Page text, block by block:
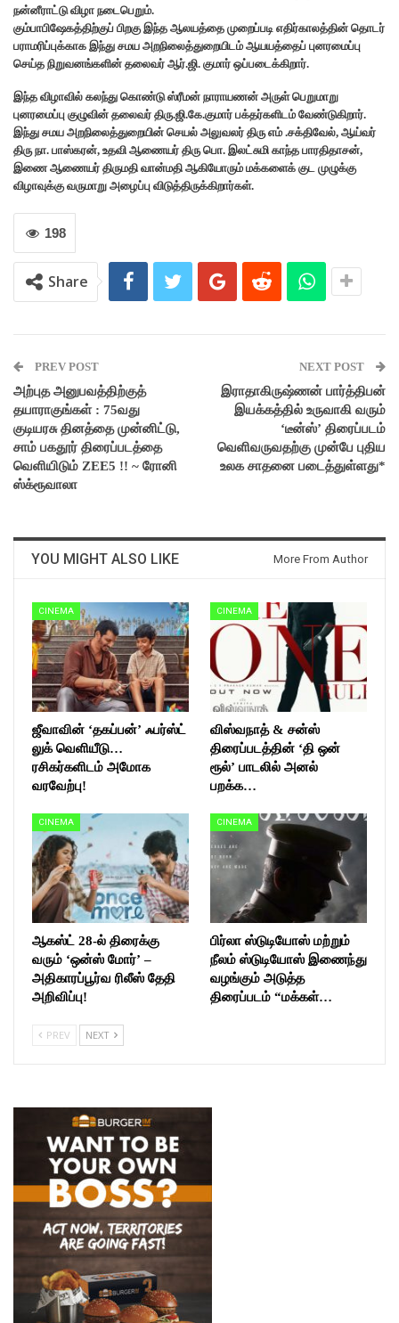
நன்னீராட்டு விழா நடைபெறும்.
கும்பாபிஷேகத்திற்குப் பிறகு இந்த ஆலயத்தை முறைப்படி எதிர்காலத்தின் தொடர்
பராமரிப்புக்காக இந்து சமய அறநிலைத்துறையிடம் ஆயயத்தைப் புனரமைப்பு
செய்த நிறுவனங்களின் தலைவர் ஆர்.ஜி. குமார் ஒப்படைக்கிறார்.
இந்த விழாவில் கலந்து கொண்டு ஸ்ரீமன் நாராயணன் அருள் பெறுமாறு
புனரமைப்பு குழுவின் தலைவர் திரு.ஜி.கே.குமார் பக்தர்களிடம் வேண்டுகிறார்.
இந்து சமய அறநிலைத்துறையின் செயல் அலுவலர் திரு எம் .சக்திவேல், ஆய்வர்
திரு நா. பாஸ்கரன், உதவி ஆணையர் திரு பொ. இலட்சுமி காந்த பாரதிதாசன்,
இணை ஆணையர் திருமதி வான்மதி ஆகியோரும் மக்களைக் குட முழுக்கு
விழாவுக்கு வருமாறு அழைப்பு விடுத்திருக்கிறார்கள்.
198
Share
PREV POST
அற்புத அனுபவத்திற்குத்
தயாராகுங்கள் : 75வது
குடியரசு தினத்தை முன்னிட்டு,
சாம் பகதூர் திரைப்படத்தை
வெளியிடும் ZEE5 !! ~ ரோனி
ஸ்க்ரூவாலா
NEXT POST
இராதாகிருஷ்ணன் பார்த்திபன்
இயக்கத்தில் உருவாகி வரும்
‘டீன்ஸ்’ திரைப்படம்
வெளிவருவதற்கு முன்பே புதிய
உலக சாதனை படைத்துள்ளது*
YOU MIGHT ALSO LIKE More From Author
CINEMA
ஜீவாவின் ‘தகப்பன்’ ஃபர்ஸ்ட்
லுக் வெளியீடு…
ரசிகர்களிடம் அமோக
வரவேற்பு!
CINEMA
விஸ்வநாத் & சன்ஸ்
திரைப்படத்தின் ‘தி ஒன்
ரூல்’ பாடலில் அனல்
பறக்க…
CINEMA
ஆகஸ்ட் 28-ல் திரைக்கு
வரும் ‘ஒன்ஸ் மோர்’ –
அதிகாரப்பூர்வ ரிலீஸ் தேதி
அறிவிப்பு!
CINEMA
பிர்லா ஸ்டுடியோஸ் மற்றும்
நீலம் ஸ்டுடியோஸ் இணைந்து
வழங்கும் அடுத்த
திரைப்படம் “மக்கள்…
PREV NEXT